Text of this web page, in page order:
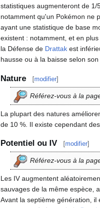
statistiques augmenteront de
notamment qu'un Pokémon ne
ayant une statistique de base
existent : notamment, et en
la Défense de Drattak est
hausse ou à la baisse selon
Nature [modifier]
Référez-vous à la
La plupart des natures
de 10 %. Il existe cependant
Potentiel ou IV [modifier]
Référez-vous à la
Les IV augmentent
sauvages de la même espèce,
Avant la septième génération,